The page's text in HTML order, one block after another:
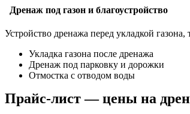
Дренаж под газон и благоустройство
Устройство дренажа перед укладкой
Укладка газона после дренажа
Дренаж под парковку и дорожки
Отмостка с отводом воды
Прайс-лист — цены на